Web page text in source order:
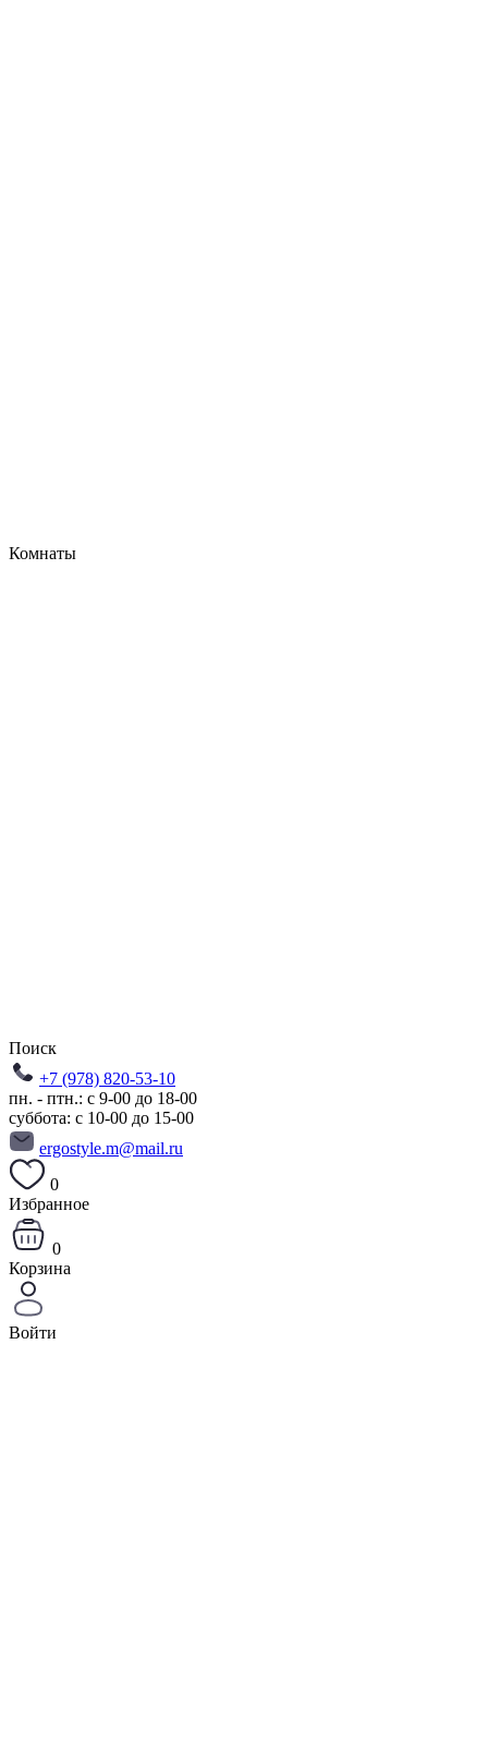
Комнаты
Поиск
+7 (978) 820-53-10
пн. - птн.: с 9-00 до 18-00
суббота: с 10-00 до 15-00
ergostyle.m@mail.ru
0
Избранное
0
Корзина
Войти